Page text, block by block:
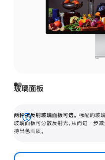
玻璃面板
两种抗反射玻璃面板可选。 标配的玻
玻璃面板可分散反射光，从而进一步
持出色画质。
展
开